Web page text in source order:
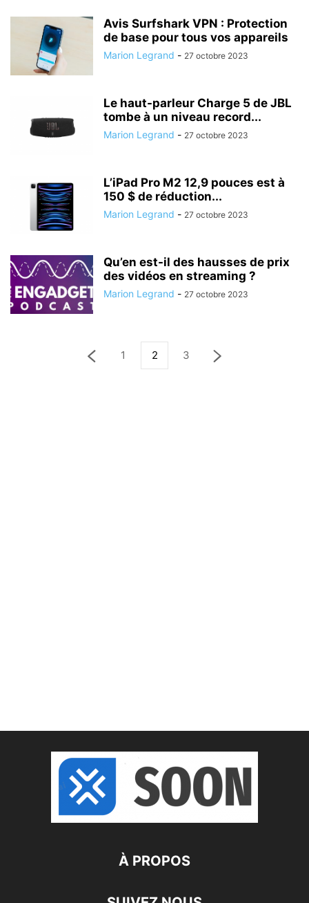
Avis Surfshark VPN : Protection
de base pour tous vos appareils
Marion Legrand - 27 octobre 2023
Le haut-parleur Charge 5 de JBL
tombe à un niveau record...
Marion Legrand - 27 octobre 2023
L’iPad Pro M2 12,9 pouces est à
150 $ de réduction...
Marion Legrand - 27 octobre 2023
Qu’en est-il des hausses de prix
des vidéos en streaming ?
Marion Legrand - 27 octobre 2023
1 2 3
À PROPOS